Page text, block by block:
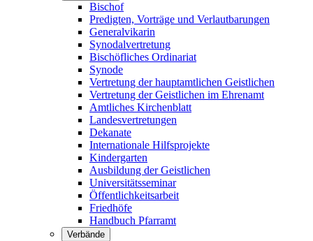
Bischof
Predigten, Vorträge und Verlautbarungen
Generalvikarin
Synodalvertretung
Bischöfliches Ordinariat
Synode
Vertretung der hauptamtlichen Geistlichen
Vertretung der Geistlichen im Ehrenamt
Amtliches Kirchenblatt
Landesvertretungen
Dekanate
Internationale Hilfsprojekte
Kindergarten
Ausbildung der Geistlichen
Universitätsseminar
Öffentlichkeitsarbeit
Friedhöfe
Handbuch Pfarramt
Verbände